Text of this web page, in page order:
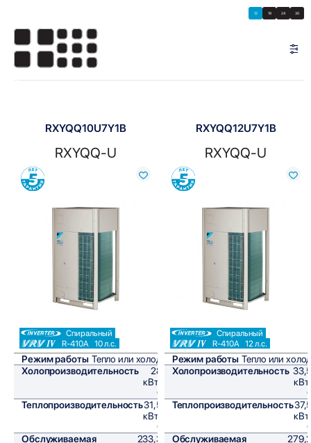
12 18 24 30
Показать:
RXYQQ10U7Y1B
RXYQQ-U
Сравнить
Спиральный
R-410A
10 л.с.
Режим работы Тепло или холод
Холопроизводительность
28
кВт/
ч
Теплопроизводительность31,5
кВт/
ч
Обслуживаемая
233,3
RXYQQ12U7Y1B
RXYQQ-U
Сравнить
Спиральный
R-410A
12 л.с.
Режим работы Тепло или
Холопроизводительность
Теплопроизводительность
Обслуживаемая